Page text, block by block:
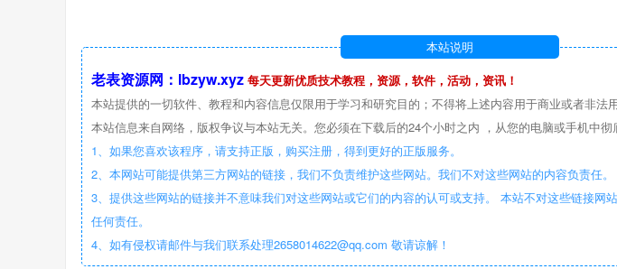
本站说明
老表资源网：lbzyw.xyz 每天更新优质技术教程，资源，软件，活动，资讯！
本站提供的一切软件、教程和内容信息仅限用于学习和研究目的；不得将上述内容用于商业或者非法
本站信息来自网络，版权争议与本站无关。您必须在下载后的24个小时之内 ，从您的电脑或手机中彻
1、如果您喜欢该程序，请支持正版，购买注册，得到更好的正版服务。
2、本网站可能提供第三方网站的链接，我们不负责维护这些网站。我们不对这些网站的内容负责任。
3、提供这些网站的链接并不意味我们对这些网站或它们的内容的认可或支持。 本站不对这些链接网
任何责任。
4、如有侵权请邮件与我们联系处理2658014622@qq.com 敬请谅解！